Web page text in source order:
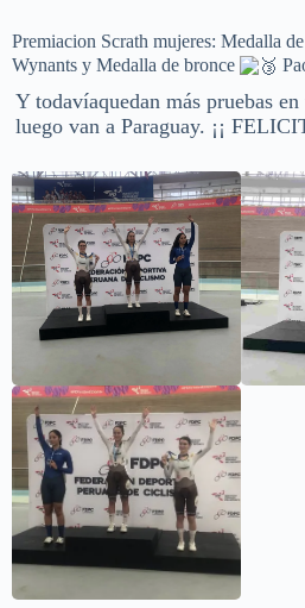
Premiacion Scrath mujeres: Medalla
Wynants y Medalla de bronce
Y todavíaquedan más pruebas
luego van a Paraguay. ¡¡